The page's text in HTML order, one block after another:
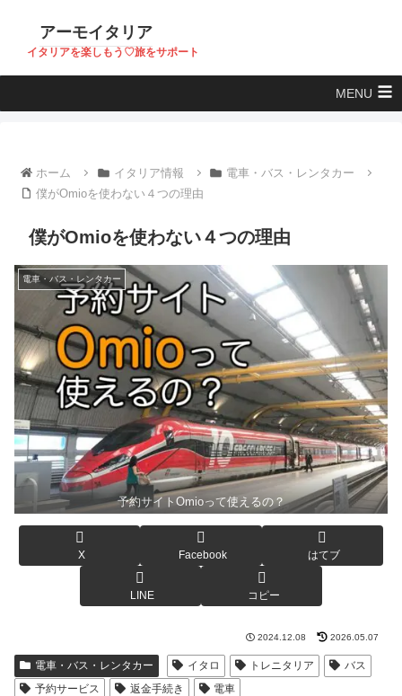
アーモイタリア
イタリアを楽しもう♡旅をサポート
MENU
ホーム イタリア情報
電車・バス・レンタカー
僕がOmioを使わない４つの理由
僕がOmioを使わない４つの理由
電車・バス・レンタカー
予約サイトOmioって使えるの？
X Facebook はてブ
LINE コピー
2024.12.08 2026.05.07
電車・バス・レンタカー イタロ トレニタリア
バス
予約サービス
返金手続き 電車